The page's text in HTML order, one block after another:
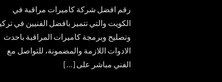
رقم افضل شركة كاميرات مراقبة في
الكويت والتي تتميز بافضل الفنيين في
وتصليح وبرمجة كاميرات المراقبة باحدث
الادوات اللازمة والمضمونة، للتواصل مع
الفني مباشر على […]